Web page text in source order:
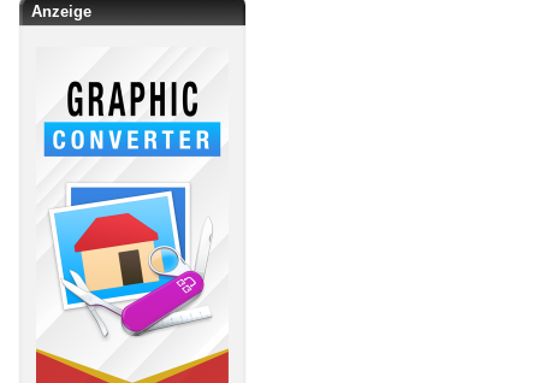
Anzeige